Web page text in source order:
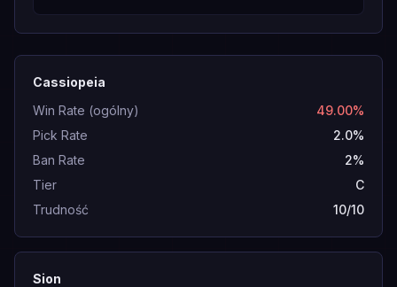
Cassiopeia
Win Rate (ogólny)
49.00%
Pick Rate
2.0%
Ban Rate
2%
Tier
C
Trudność
10/10
Sion